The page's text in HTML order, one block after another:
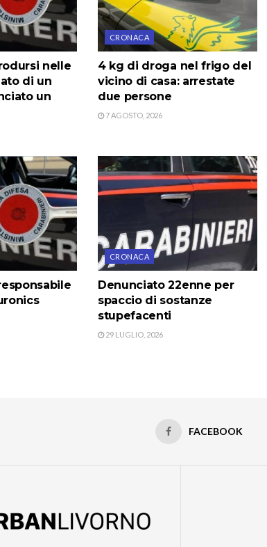
nelle
di un
un
CRONACA
4 kg di droga nel frigo del
vicino di casa: arrestate
due persone
7 AGOSTO, 2026
CRONACA
Denunciato 22enne per
spaccio di sostanze
stupefacenti
29 LUGLIO, 2026
FACEBOOK